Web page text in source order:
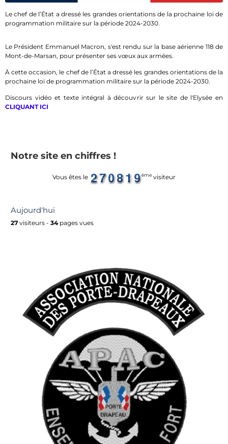
Le chef de l’État a dressé les grandes orientations de la prochaine loi de
programmation militaire sur la période 2024-2030.
Le Président Emmanuel Macron, s'est rendu sur la base aérienne 118 de
Mont-de-Marsan, pour présenter ses vœux aux armées.
À cette occasion, le chef de l’État a dressé les grandes orientations de la
prochaine loi de programmation militaire sur la période 2024-2030.
Discours vidéo et texte intégral à découvrir sur le site de l'Elysée en
CLIQUANT ICI
Notre site en chiffres !
Vous êtes le ème visiteur
Aujourd'hui
27 visiteurs - 34pages vues